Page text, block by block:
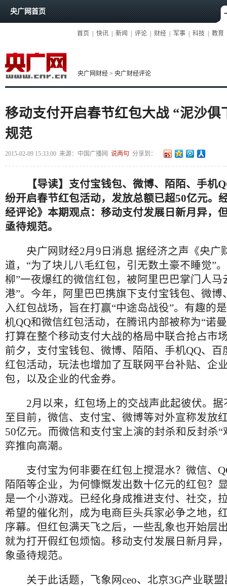
央广网首页
首页 快讯 新闻 评论 财经 军事 科技 教育
央广网财经 > 央广财经评论
移动支付开启春节红包大战 “泥沙俱
规范
2015-02-09 15:33:00 来源： 中国广播网 说两句 分享到：
【导读】 支付宝钱包、微博、陌陌、手机
纷开启春节红包活动，发放总额已超50亿元。
经评论》本期观点： 移动支付发展日新月异，
亟待规范。
央广网财经2月 9 日消息 据经济之声《央广
道，“为了块儿八毛红包，引无数土豪不睡觉”。
柳”一夜爆红的微信红包，被阿里巴巴掌门人马
港”。今年，阿里巴巴携旗下支付宝钱包、微博
入红包战场，旨在打赢“中途岛战役”。有趣的
机QQ和微信红包活动，在腾讯内部被称为“诺
打算在整个移动支付大战的格局中联合抢占市
前夕，支付宝钱包、微博、陌陌、手机QQ、百
红包活动，玩法也增加了互联网平台补贴、企
包，以及企业的代金券。
2月以来，红包场上的交战声此起彼伏。
至目前，微信、支付宝、微博等对外宣称发放
50亿元。而微信和支付宝上演的封杀和反封杀“
弈推向高潮。
支付宝为何非要在红包上搅混水？微信、
陌陌等企业，为何慷慨发出数十亿元的红包？
是一个小游戏。已经化身成推进支付、社交，
希望的催化剂，成为电商巨头兵家必争之地，
序幕。但红包满天飞之后，一些乱象也开始层
就为打开假红包烦恼。 移动支付发展日新月异
象亟待规范。
关于此话题， 飞象网ceo、北京3G产业联